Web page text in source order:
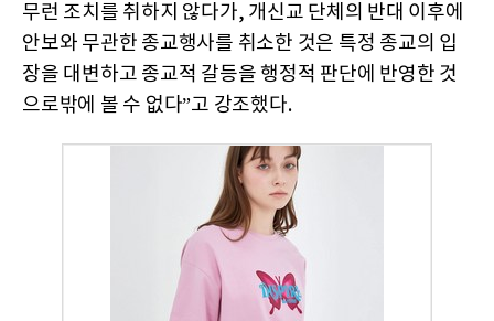
무런 조치를 취하지 않다가, 개신교 단체의 반대 이후에
안보와 무관한 종교행사를 취소한 것은 특정 종교의 입
장을 대변하고 종교적 갈등을 행정적 판단에 반영한 것
으로밖에 볼 수 없다”고 강조했다.